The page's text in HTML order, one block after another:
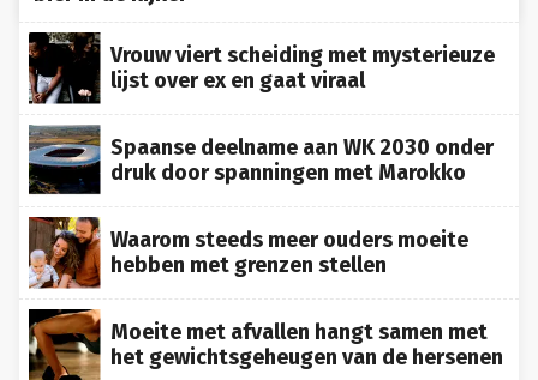
Vrouw viert scheiding met mysterieuze
lijst over ex en gaat viraal
Spaanse deelname aan WK 2030 onder
druk door spanningen met Marokko
Waarom steeds meer ouders moeite
hebben met grenzen stellen
Moeite met afvallen hangt samen met
het gewichtsgeheugen van de hersenen